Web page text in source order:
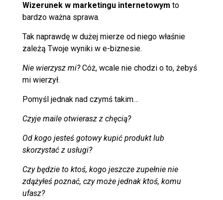
Wizerunek w marketingu internetowym to
bardzo ważna sprawa.
Tak naprawdę w dużej mierze od niego właśnie
zależą Twoje wyniki w e-biznesie.
Nie wierzysz mi?Cóż, wcale nie chodzi o to, żebyś
mi wierzył.
Pomyśl jednak nad czymś takim…
Czyje maile otwierasz z chęcią?
Od kogo jesteś gotowy kupić produkt lub
skorzystać z usługi?
Czy będzie to ktoś, kogo jeszcze zupełnie nie
zdążyłeś poznać, czy może jednak ktoś, komu
ufasz?